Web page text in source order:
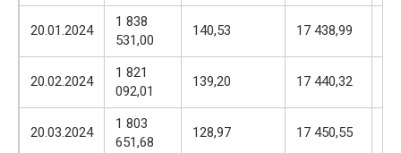
20.01.2024
1 838
531,00
140,53 17 438,99
20.02.2024
1 821
092,01
139,20 17 440,32
20.03.2024
1 803
651,68
128,97 17 450,55